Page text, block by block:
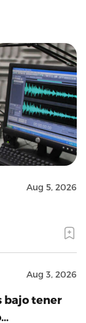
Aug 5, 2026
Aug 3, 2026
bajo tener